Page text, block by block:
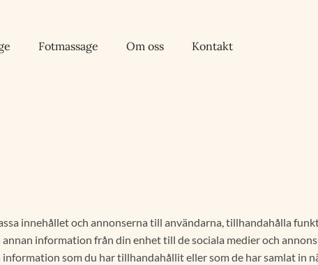
Fotmassage Om oss Kontakt
innehållet och annonserna till användarna, tillhandahålla
information från din enhet till de sociala medier och
som du har tillhandahållit eller som de har samlat in